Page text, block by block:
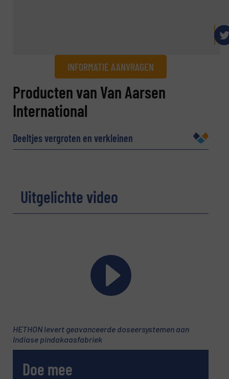
INFORMATIE AANVRAGEN
Informatie aanvragen
Naam(Vereist)
E-mail(Vereist)
Bericht (Vereist)
Producten van Van Aarsen
International
Deeltjes vergroten en verkleinen
Uitgelichte video
HETHON levert geavanceerde doseersystemen aan
Indiase pindakaasfabriek
Doe mee